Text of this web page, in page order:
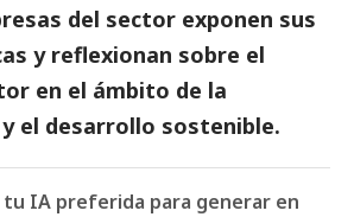
del sector exponen sus
y reflexionan sobre el
en el ámbito de la
el desarrollo sostenible.
tu IA preferida para generar en